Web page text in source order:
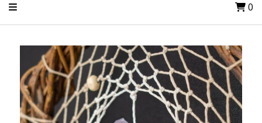
0